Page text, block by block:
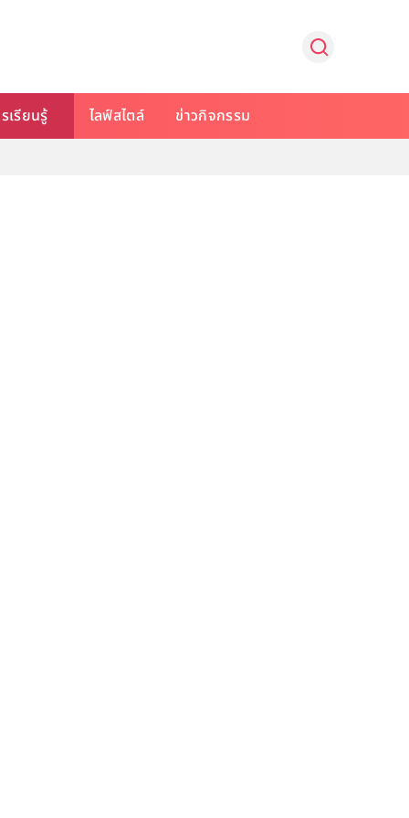
เรียนรู้ ไลฟ์สไตล์ ข่าวกิจกรรม